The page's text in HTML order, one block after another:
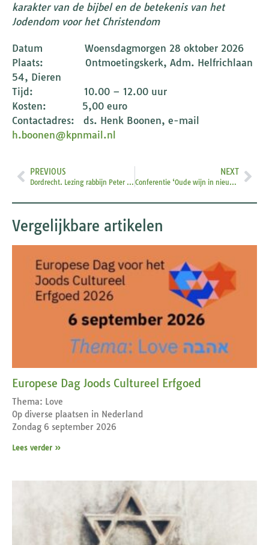
karakter van de bijbel en de betekenis van het
Jodendom voor het Christendom
Datum Woensdagmorgen 28 oktober 2026
Plaats: Ontmoetingskerk, Adm. Helfrichlaan
54, Dieren
Tijd: 10.00 – 12.00 uur
Kosten: 5,00 euro
Contactadres: ds. Henk Boonen, e-mail
h.boonen@kpnmail.nl
PREVIOUS
Dordrecht. Lezing rabbijn Peter Luijendijk
NEXT
Conferentie ‘Oude wijn in nieuwe zakken?
Vergelijkbare artikelen
Europese Dag Joods Cultureel Erfgoed
Thema: Love
Op diverse plaatsen in Nederland
Zondag 6 september 2026
Lees verder »